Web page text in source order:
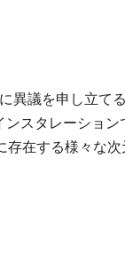
異議を申し立て
ンスタレーショ
在する様々な次